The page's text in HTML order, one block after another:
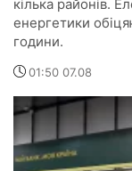
кілька районів.
енергетики
години.
01:50 07.08